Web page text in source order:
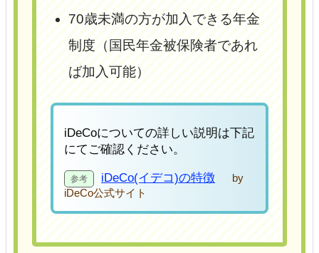
70歳未満の方が加入できる年金
制度（国民年金被保険者であれ
ば加入可能）
iDeCoについての詳しい説明は下記
にてご確認ください。
iDeCo(イデコ)の特徴
by
iDeCo公式サイト